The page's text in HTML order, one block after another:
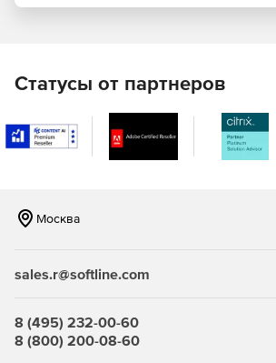
Управление событиями.
настраивать правила, основанные
состоянии сервера:
Создание файлов пользовательских
Мгновенная разгрузка сервера после
действиях на сервере.
Статусы от партнеров
Москва
sales.r@softline.com
8 (495) 232-00-60
8 (800) 200-08-60